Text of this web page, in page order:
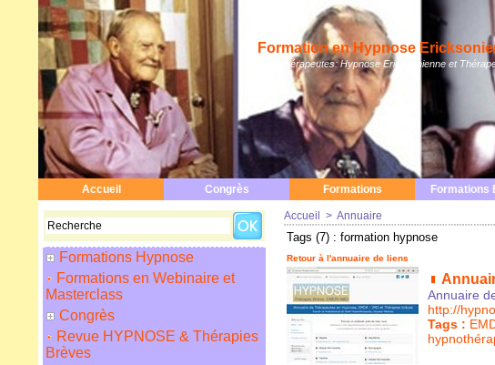
Formation en Hypnose
Hypnothérapeutes: Hypnose Ericksonienne et
Accueil Congrès Formations Formations
Formations Hypnose
Formations en Webinaire et
Masterclass
Congrès
Revue HYPNOSE & Thérapies
Brèves
Accueil > Annuaire
Tags (7) : formation hypnose
Retour à l'annuaire de liens
Annuaire
http://
Tags :